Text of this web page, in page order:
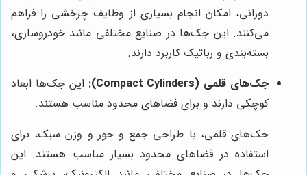
دورانی، امکان انجام بسیاری از وظایف چرخشی را فراهم
می‌کنند. این جک‌ها در صنایع مختلفی مانند خودروسازی،
بسته‌بندی و رباتیک کاربرد دارند.
جک‌های قلمی (Compact Cylinders):
این جک‌ها ابعاد
کوچکی دارند و برای فضاهای محدود مناسب هستند.
جک‌های قلمی، با طراحی جمع و جور و وزن سبک، برای
استفاده در فضاهای محدود بسیار مناسب هستند. این